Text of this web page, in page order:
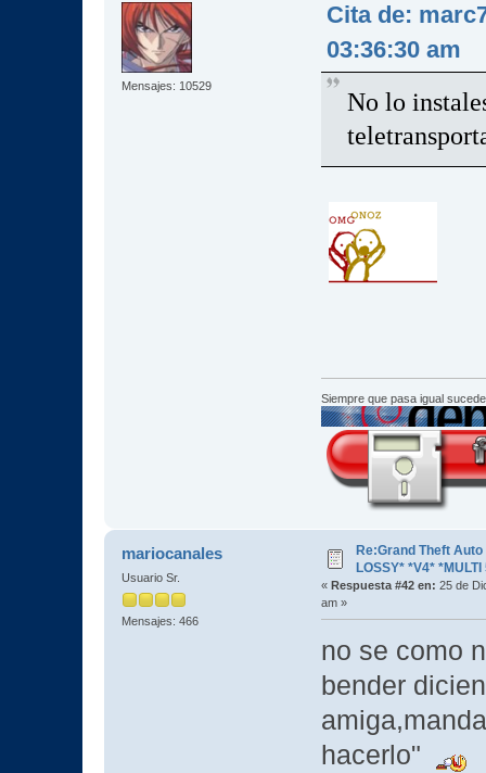
Mensajes: 10529
Cita de:
03:36:30 am
No lo
Siempre que pasa igual
mariocanales
Usuario Sr.
Mensajes: 466
Re:Grand Theft
LOSSY* *V4*
« Respuesta #42 en: 25 de
am »
no se como
bender
hacerlo"